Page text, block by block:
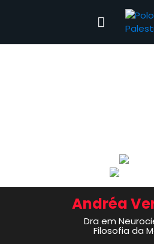
Andréa
Dra em
Filosofia da